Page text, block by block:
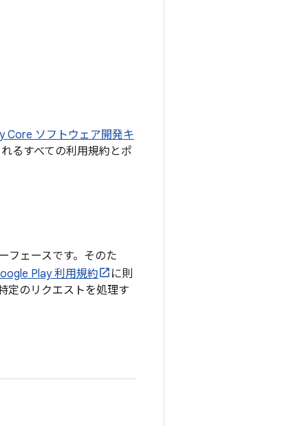
Core ソフトウェア開発キ
るすべての利用規約とポ
フェースです。そのた
Play 利用規約
に則
定のリクエストを処理す